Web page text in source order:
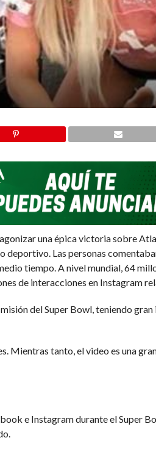
una épica victoria sobre
Las personas
tiempo. A nivel mundial, 64
de interacciones en Instagram
del Super Bowl, teniendo
Mientras tanto, el video es una
e Instagram durante el Super